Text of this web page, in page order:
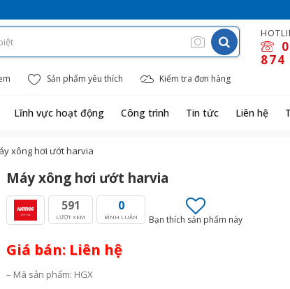
874
Sản phẩm yêu thích Kiểm tra đơn hàng
Lĩnh vực hoạt động Công trình Tin tức Liên hệ
xông hơi ướt harvia
Máy xông hơi ướt harvia
591
LƯỢT XEM
0
BÌNH LUẬN Bạn thích sản phẩm này
Giá bán: Liên hệ
– Mã sản phẩm: HGX